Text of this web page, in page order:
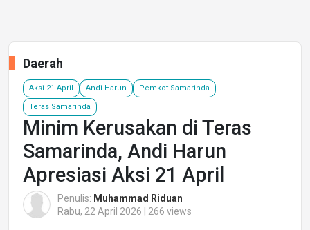
Daerah
Aksi 21 April Andi Harun Pemkot Samarinda
Teras Samarinda
Minim Kerusakan di Teras
Samarinda, Andi Harun
Apresiasi Aksi 21 April
Penulis: Muhammad Riduan
Rabu, 22 April 2026 | 266 views